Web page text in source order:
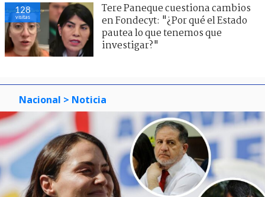
128
visitas
Tere Paneque cuestiona cambios
en Fondecyt: "¿Por qué el Estado
pautea lo que tenemos que
investigar?"
Nacional > Noticia